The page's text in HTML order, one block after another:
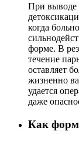
При выводе
когда
форме. В
течение
оставляет
жизненно
удается
даже
Как